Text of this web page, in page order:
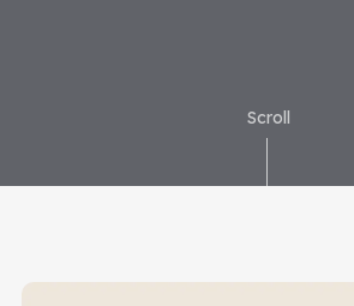
Scroll